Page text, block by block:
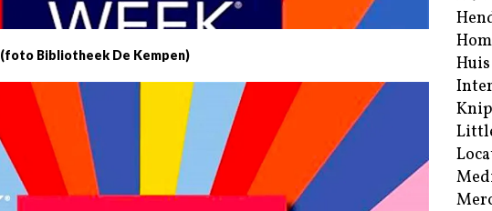
(foto Bibliotheek De Kempen)